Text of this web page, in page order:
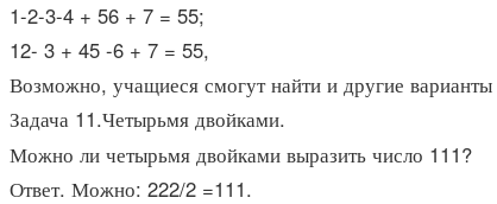
1-2-3-4 + 56 + 7 = 55;
12- 3 + 45 -6 + 7 = 55,
Возможно, учащиеся смогут найти и другие варианты
Задача 11.Четырьмя двойками.
Можно ли четырьмя двойками выразить число 111?
Ответ. Можно: 222/2 =111.